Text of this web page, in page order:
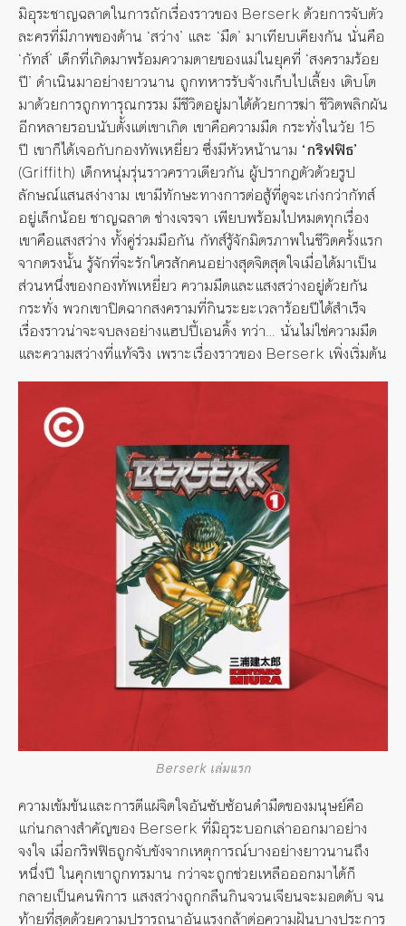
มิอุระชาญฉลาดในการถักเรื่องราวของ Berserk ด้วยการจับตัว
ละครที่มีภาพของด้าน ‘สว่าง’ และ ‘มืด’ มาเทียบเคียงกัน นั่นคือ
‘กัทส์’ เด็กที่เกิดมาพร้อมความตายของแม่ในยุคที่ ‘สงครามร้อย
ปี’ ดำเนินมาอย่างยาวนาน ถูกทหารรับจ้างเก็บไปเลี้ยง เติบโต
มาด้วยการถูกทารุณกรรม มีชีวิตอยู่มาได้ด้วยการฆ่า ชีวิตพลิกผัน
อีกหลายรอบนับตั้งแต่เขาเกิด เขาคือความมืด กระทั่งในวัย 15
ปี เขาก็ได้เจอกับกองทัพเหยี่ยว ซึ่งมีหัวหน้านาม ‘กริฟฟิธ’
(Griffith) เด็กหนุ่มรุ่นราวคราวเดียวกัน ผู้ปรากฏตัวด้วยรูป
ลักษณ์แสนสง่างาม เขามีทักษะทางการต่อสู้ที่ดูจะเก่งกว่ากัทส์
อยู่เล็กน้อย ชาญฉลาด ช่างเจรจา เพียบพร้อมไปหมดทุกเรื่อง
เขาคือแสงสว่าง ทั้งคู่ร่วมมือกัน กัทส์รู้จักมิตรภาพในชีวิตครั้งแรก
จากตรงนั้น รู้จักที่จะรักใครสักคนอย่างสุดจิตสุดใจเมื่อได้มาเป็น
ส่วนหนึ่งของกองทัพเหยี่ยว ความมืดและแสงสว่างอยู่ด้วยกัน
กระทั่ง พวกเขาปิดฉากสงครามที่กินระยะเวลาร้อยปีได้สำเร็จ
เรื่องราวน่าจะจบลงอย่างแฮปปี้เอนดิ้ง ทว่า… นั่นไม่ใช่ความมืด
และความสว่างที่แท้จริง เพราะเรื่องราวของ Berserk เพิ่งเริ่มต้น
Berserk เล่มแรก
ความเข้มข้นและการตีแผ่จิตใจอันซับซ้อนดำมืดของมนุษย์คือ
แก่นกลางสำคัญของ Berserk ที่มิอุระบอกเล่าออกมาอย่าง
จงใจ เมื่อกริฟฟิธถูกจับขังจากเหตุการณ์บางอย่างยาวนานถึง
หนึ่งปี ในคุกเขาถูกทรมาน กว่าจะถูกช่วยเหลือออกมาได้ก็
กลายเป็นคนพิการ แสงสว่างถูกกลืนกินจวนเจียนจะมอดดับ จน
ท้ายที่สุดด้วยความปรารถนาอันแรงกล้าต่อความฝันบางประการ